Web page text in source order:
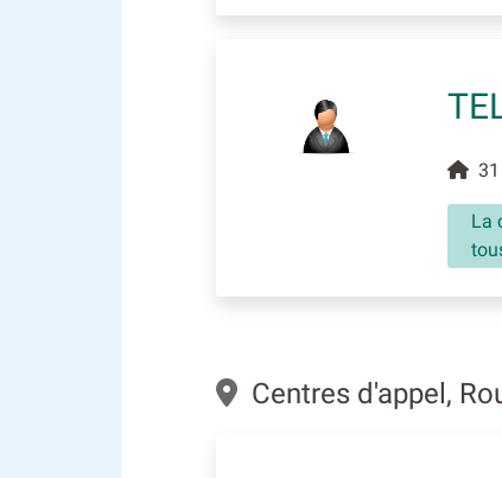
La
Centres d'appel,